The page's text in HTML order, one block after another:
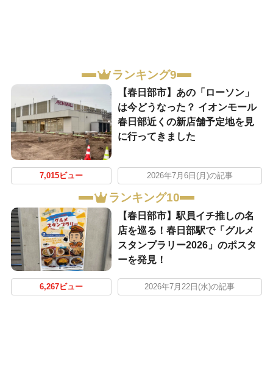
ランキング9
【春日部市】あの「ローソン」
は今どうなった？ イオンモール
春日部近くの新店舗予定地を見
に行ってきました
7,015ビュー 2026年7月6日(月)の記事
ランキング10
【春日部市】駅員イチ推しの名
店を巡る！春日部駅で「グルメ
スタンプラリー2026」のポスタ
ーを発見！
6,267ビュー 2026年7月22日(水)の記事